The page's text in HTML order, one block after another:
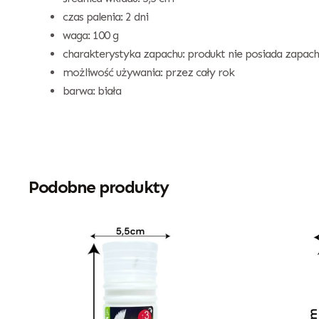
czas palenia: 2 dni
waga: 100 g
charakterystyka zapachu: produkt nie posiada
możliwość używania: przez cały rok
barwa: biała
Podobne produkty